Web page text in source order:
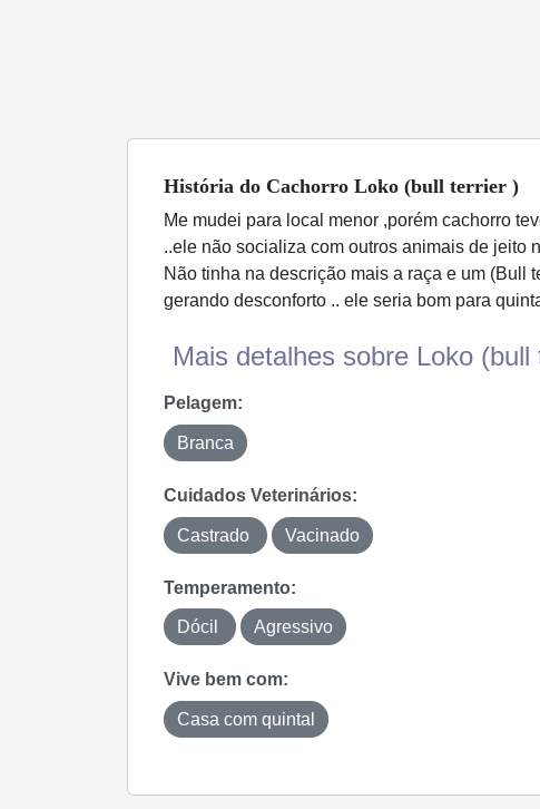
História do Cachorro Loko (bull terrier )
Me mudei para local menor ,porém cachorro
..ele não socializa com outros animais de jeito
Não tinha na descrição mais a raça e um (Bull
gerando desconforto .. ele seria bom para
Mais detalhes sobre Loko (bull
Pelagem:
Branca
Cuidados Veterinários:
Castrado Vacinado
Temperamento:
Dócil Agressivo
Vive bem com:
Casa com quintal